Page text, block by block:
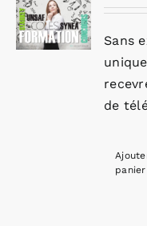
Sans
de
panier